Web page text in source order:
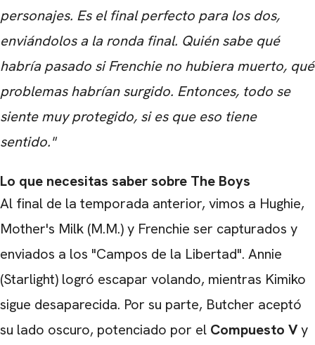
personajes. Es el final perfecto para los dos,
enviándolos a la ronda final. Quién sabe qué
habría pasado si Frenchie no hubiera muerto, qué
problemas habrían surgido. Entonces, todo se
siente muy protegido, si es que eso tiene
sentido."
Lo que necesitas saber sobre The Boys
Al final de la temporada anterior, vimos a Hughie,
Mother's Milk (M.M.) y Frenchie ser capturados y
enviados a los "Campos de la Libertad". Annie
(Starlight) logró escapar volando, mientras Kimiko
sigue desaparecida. Por su parte, Butcher aceptó
su lado oscuro, potenciado por el Compuesto Vy